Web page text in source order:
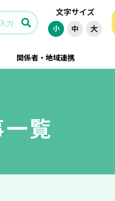
文字サイズ
小 中 大
関係者・地域連携
覧